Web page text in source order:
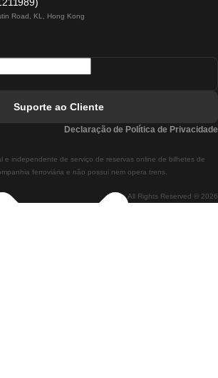
Comboios De Lisboa A Madrid
Comboios De Lisboa A Braga
Comboios De Braga A Lisboa
Road, KL, Hong Kong
All Rights Reserved © 2026
e independente de serviço de reservas online de bilhetes de
ferroviária e não possui nem opera trens.
Suporte ao Cliente
Declaração de Política de Privacidade